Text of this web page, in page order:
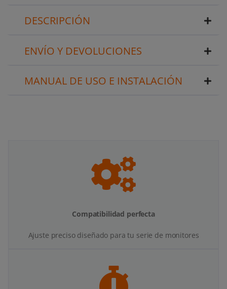
DESCRIPCIÓN
ENVÍO Y DEVOLUCIONES
MANUAL DE USO E INSTALACIÓN
Compatibilidad perfecta
Ajuste preciso diseñado para tu serie de monitores